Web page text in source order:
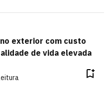
exterior com custo
de vida elevada